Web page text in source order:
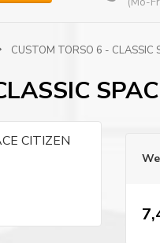
CUSTOM TORSO 6 - CLASSIC